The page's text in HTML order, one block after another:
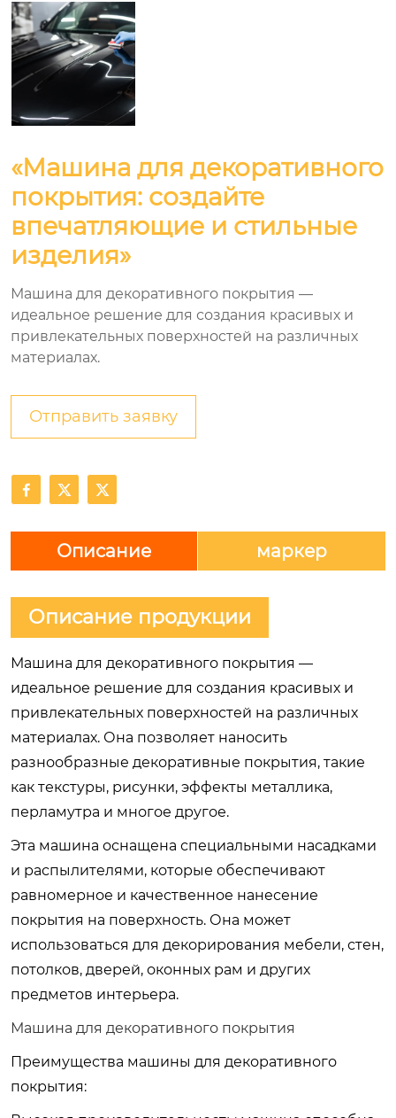
«Машина для декоративного
покрытия: создайте
впечатляющие и стильные
изделия»
Машина для декоративного покрытия —
идеальное решение для создания красивых и
привлекательных поверхностей на различных
материалах.
Отправить заявку
  
Описание маркер
Описание продукции
Машина для декоративного покрытия —
идеальное решение для создания красивых и
привлекательных поверхностей на различных
материалах. Она позволяет наносить
разнообразные декоративные покрытия, такие
как текстуры, рисунки, эффекты металлика,
перламутра и многое другое.
Эта машина оснащена специальными насадками
и распылителями, которые обеспечивают
равномерное и качественное нанесение
покрытия на поверхность. Она может
использоваться для декорирования мебели, стен,
потолков, дверей, оконных рам и других
предметов интерьера.
Машина для декоративного покрытия
Преимущества машины для декоративного
покрытия: